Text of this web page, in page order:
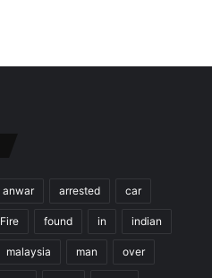
anwar arrested car
Fire found in indian
malaysia man over